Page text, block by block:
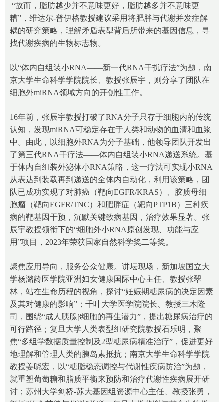
“故而，脂肪越少并不意味更好，脂肪越多并不意味更
糟”，维达尔-普伊格教授建议采用将肥胖与代谢并发症解
耦的研究策略，理解矛盾表型背后所带来的基因信息，寻
找代谢疾病的生物标志物。
以“体内自组装小RNA——新一代RNA干扰疗法”为题，南
京大学生命科学学院院长、教授张辰宇，则分享了团队在
细胞外miRNA领域方向的开创性工作。
16年前，张辰宇教授打破了RNA分子只存于细胞内的传统
认知，发现miRNA可稳定存在于人类和动物的血清和血浆
中。由此，以细胞外RNA为分子基础，他领导团队开发出
了第三代RNA干疗法——体内自组装小RNA递送系统。基
于体内自组装外泌体小RNA策略，这一疗法可实现小RNA
从表达到装载再到递送的全体内自动化，利用该策略，团
队已成功实现了对肺癌（靶向EGFR/KRAS）、胶质母细
胞瘤（靶向EGFR/TNC）和肥胖症（靶向PTP1B）三种疾
病的靶基因干预，沉默关键致病基因，治疗效果显著。张
辰宇教授领衔下的“细胞外小RNA原创发现、功能与应
用”项目，2023年荣获国家自然科学奖二等奖。
聚焦应用导向，服务公众健康。讲坛现场，新加坡国立大
学杨潞龄医学院亚洲妇女健康国际中心主任、教授张翠
林，站在生命历程的视角，探讨“妊娠期糖尿病的决定因素
及其对健康的影响”；千叶大学医学院院长、教授三木隆
司，围绕“成人胰腺β细胞的再生潜力”，提出糖尿病治疗的
可行路径；复旦大学人类表型组研究院教授石乐明，聚
焦“多组学数据质量控制及2型糖尿病精准治疗”，促进更好
地理解和管理人类的胰岛素抵抗；南京大学生命科学学院
教授姜晓宏，以“糖脂稳态调控与代谢性疾病防治”为题，
就重塑葡萄糖和脂质平衡来预防和治疗代谢性疾病展开研
讨；苏州大学剑桥-苏大基因组资源中心主任、教授张勇，